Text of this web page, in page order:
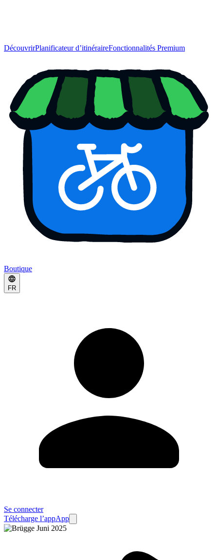
DécouvrirPlanificateur d’itinéraireFonctionnalités Premium
Boutique
FR
Se connecter
Télécharge l’appApp